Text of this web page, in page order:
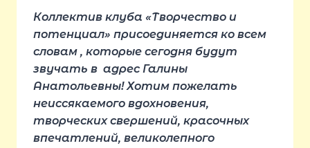
Коллектив клуба «Творчество и
потенциал» присоединяется ко всем
словам , которые сегодня будут
звучать в адрес Галины
Анатольевны! Хотим пожелать
неиссякаемого вдохновения,
творческих свершений, красочных
впечатлений, великолепного